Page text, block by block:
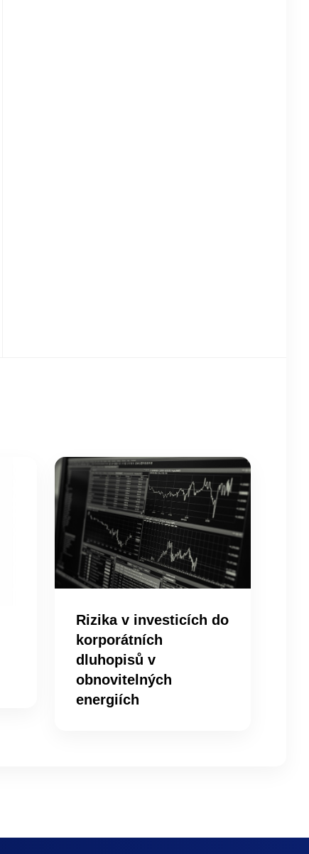
Rizika v investicích do
korporátních
dluhopisů v
obnovitelných
energiích